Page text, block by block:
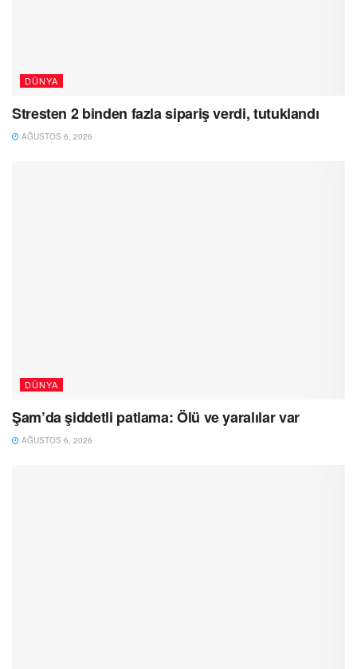
DÜNYA
Stresten 2 binden fazla sipariş verdi, tutuklandı
AĞUSTOS 6, 2026
DÜNYA
Şam’da şiddetli patlama: Ölü ve yaralılar var
AĞUSTOS 6, 2026